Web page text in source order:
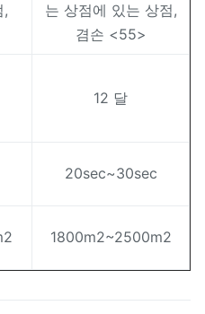
,
는 상점에 있는 상점,
겸손 <55>
12 달
20sec~30sec
1800m2~2500m2